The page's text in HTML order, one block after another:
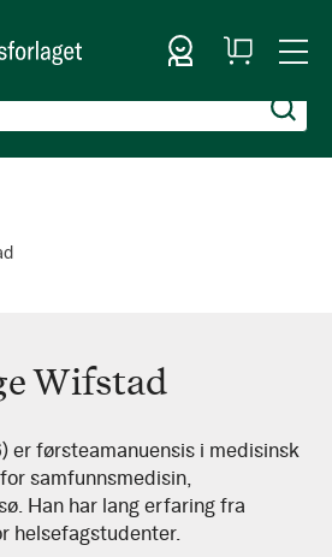
Logg inn
Handlekurv
Wifstad
er førsteamanuensis i medisinsk
samfunnsmedisin,
Han har lang erfaring fra
helsefagstudenter.